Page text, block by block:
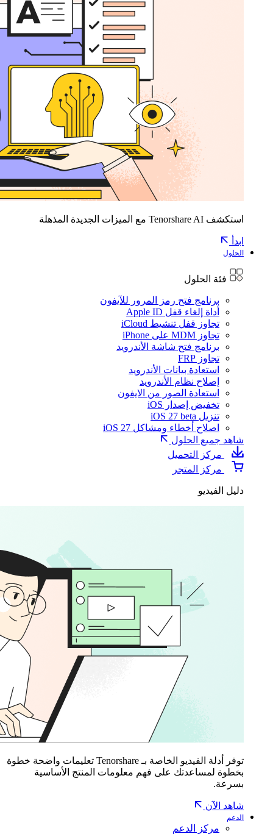
استكشف Tenorshare AI مع الميزات الجديدة المذهلة
ابدأ
الحلول
فئة الحلول
برنامج فتح رمز المرور للآيفون
أداة إلغاء قفل Apple ID
تجاوز قفل تنشيط iCloud
تجاوز MDM على iPhone
برنامج فتح شاشة الأندرويد
تجاوز FRP
استعادة بيانات الأندرويد
إصلاح نظام الأندرويد
استعادة الصور من الايفون
تخفيض إصدار iOS
تنزيل iOS 27 beta
اصلاح أخطاء ومشاكل iOS 27
شاهد جميع الحلول
مركز التحميل
مركز المتجر
دليل الفيديو
توفر أدلة الفيديو الخاصة بـ Tenorshare تعليمات واضحة خطوة
بخطوة لمساعدتك على فهم معلومات المنتج الأساسية
بسرعة.
شاهد الآن
الدعم
مركز الدعم